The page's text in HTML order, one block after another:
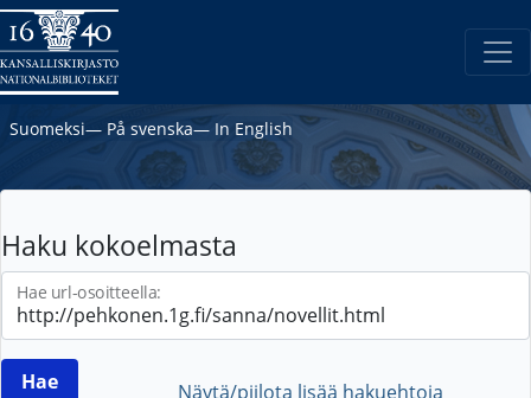
Suomeksi― På svenska― In English
Haku kokoelmasta
Hae url-osoitteella:
Näytä/piilota lisää hakuehtoja